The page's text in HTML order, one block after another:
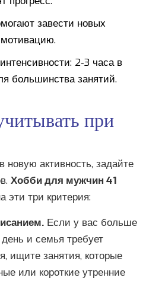
завести новых
2‑3 часа в
большинства занятий.
при
активность, задайте
Хобби для мужчин 41
эти три критерия:
Если у вас больше
и семья требует
ищите занятия, которые
или короткие утренние